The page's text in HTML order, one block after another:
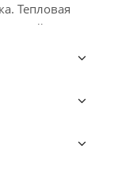
Тепловая
18 л.